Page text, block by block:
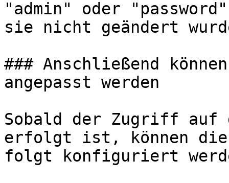
"admin" oder
sie nicht geändert
### Anschließend
angepasst werden
Sobald der Zugriff auf
erfolgt ist, können
folgt konfiguriert